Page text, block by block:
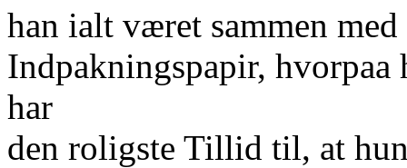
han ialt været sammen
Indpakningspapir, hvorpaa
har
den roligste Tillid til, at